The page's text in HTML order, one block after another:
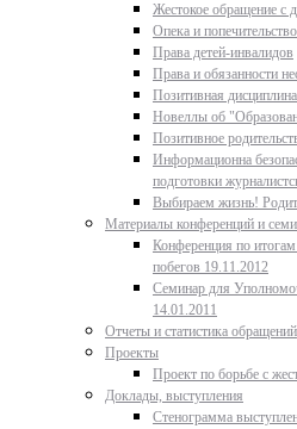
Жестокое обращение с
Опека и
Права детей-инвалидов
Права и обязанности
Позитивная
Новеллы об
Позитивное
Информационна
подготовки
Выбираем жизнь!
Материалы конференций и
Конференция по
побегов 19.11.2012
Семинар для
14.01.2011
Отчеты и статистика обращений
Проекты
Проект по борьбе с
Доклады, выступления
Стенограмма